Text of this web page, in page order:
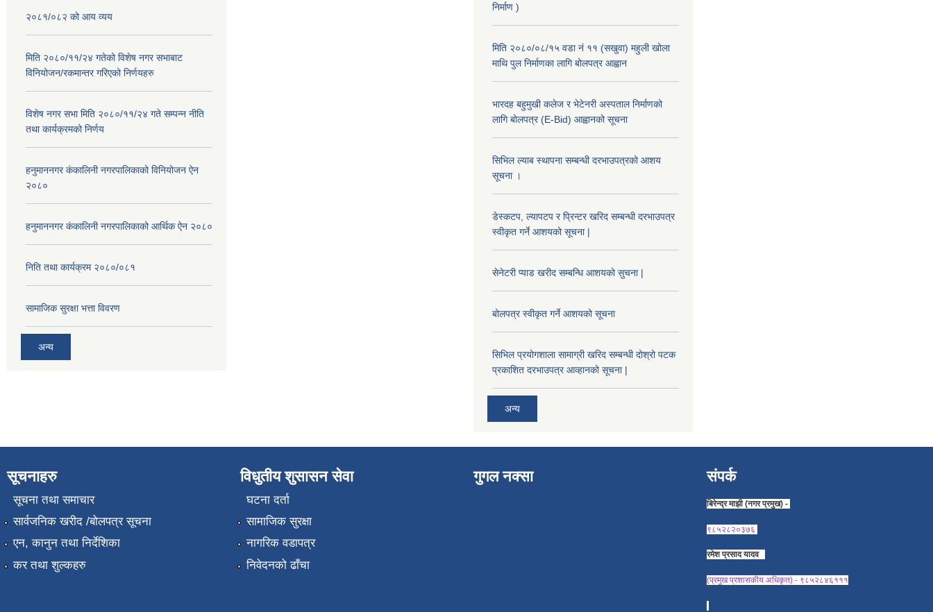
२०८१/०८२ को आय व्यय
मिति २०८०/११/२४ गतेको विशेष नगर सभाबाट
विनियोजन/रकमान्तर गरिएको निर्णयहरु
विशेष नगर सभा मिति २०८०/११/२४ गते सम्पन्न नीति
तथा कार्यक्रमको निर्णय
हनुमाननगर कंकालिनी नगरपालिकाको विनियोजन ऐन
२०८०
हनुमाननगर कंकालिनी नगरपालिकाको आर्थिक ऐन २०८०
निति तथा कार्यक्रम २०८०/०८१
सामाजिक सुरक्षा भत्ता विवरण
अन्य
निर्माण )
मिति २०८०/०८/१५ वडा नं ११ (सखुवा) महुली खोला
माथि पुल निर्माणका लागि बोलपत्र आह्वान
भारदह बहुमुखी कलेज र भेटेनरी अस्पताल निर्माणको
लागि बोलपत्र (E-Bid) आह्वानको सूचना
सिभिल ल्याब स्थापना सम्बन्धी दरभाउपत्रको आशय
सूचना ।
डेस्कटप, ल्यापटप र प्रिन्टर खरिद सम्बन्धी दरभाउपत्र
स्वीकृत गर्ने आशयको सूचना |
सेनेटरी प्याड खरीद सम्बन्धि आशयको सुचना |
बोलपत्र स्वीकृत गर्ने आशयको सूचना
सिभिल प्रयोगशाला सामाग्री खरिद सम्बन्धी दोश्रो पटक
प्रकाशित दरभाउपत्र आव्हानको सूचना |
अन्य
सूचनाहरु
सूचना तथा समाचार
सार्वजनिक खरीद /बोलपत्र सूचना
एन, कानुन तथा निर्देशिका
कर तथा शुल्कहरु
विधुतीय शुसासन सेवा
घटना दर्ता
सामाजिक सुरक्षा
नागरिक वडापत्र
निवेदनको ढाँचा
गुगल नक्सा संपर्क
बिरेन्द्र माझी (नगर प्रमुख) -
९८५२८२०३७६
रमेश प्रसाद यादव
(प्रमुख प्रशासकीय अधिकृत) - ९८५२८४६१११